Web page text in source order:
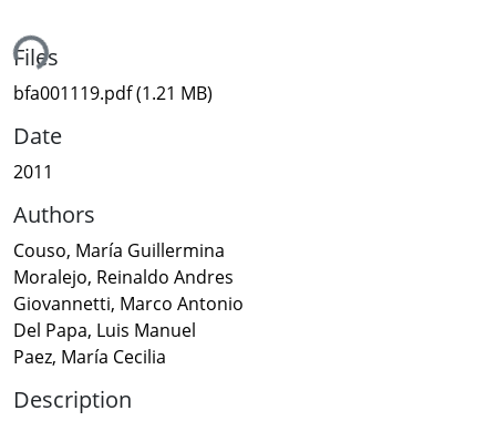
Files
bfa001119.pdf(1.21 MB)
Date
2011
Authors
Couso, María Guillermina
Moralejo, Reinaldo Andres
Giovannetti, Marco Antonio
Del Papa, Luis Manuel
Paez, María Cecilia
Description